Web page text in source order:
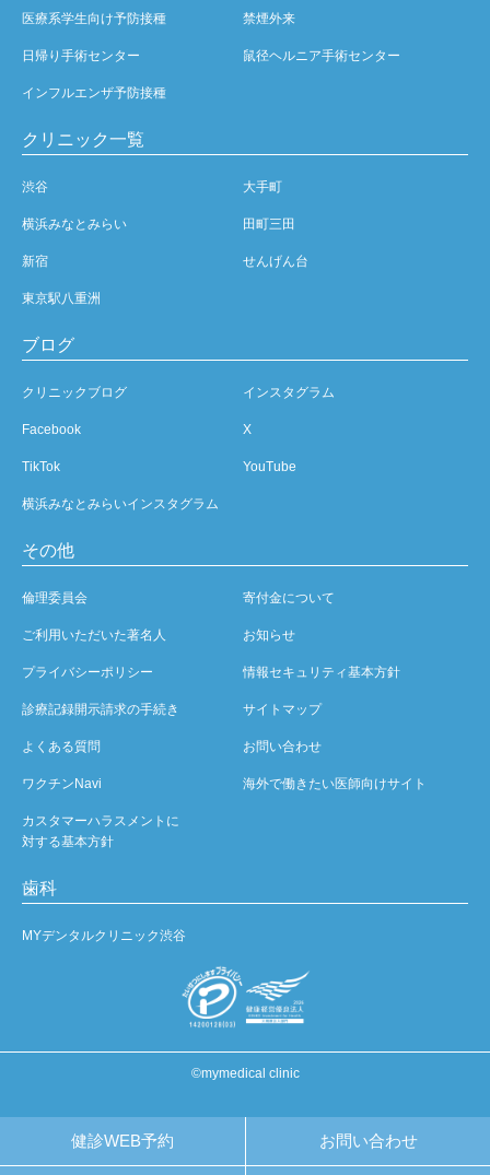
健診WEB予約 お問い合わせ
医療系学生向け予防接種 禁煙外来
日帰り手術センター 鼠径ヘルニア手術センター
インフルエンザ予防接種
クリニック一覧
渋谷 大手町
横浜みなとみらい 田町三田
新宿 せんげん台
東京駅八重洲
ブログ
クリニックブログ インスタグラム
Facebook X
TikTok YouTube
横浜みなとみらいインスタグラム
その他
倫理委員会 寄付金について
ご利用いただいた著名人 お知らせ
プライバシーポリシー 情報セキュリティ基本方針
診療記録開示請求の手続き サイトマップ
よくある質問 お問い合わせ
ワクチンNavi 海外で働きたい医師向けサイト
カスタマーハラスメントに
対する基本方針
歯科
MYデンタルクリニック渋谷
©mymedical clinic